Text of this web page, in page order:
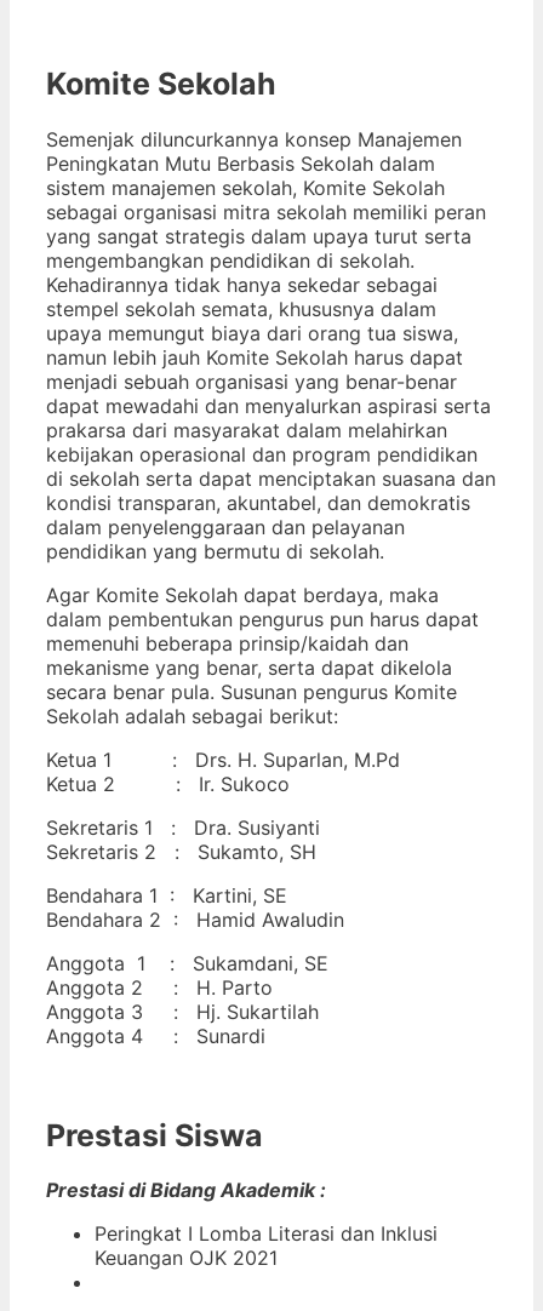
Komite Sekolah
Semenjak diluncurkannya konsep Manajemen
Peningkatan Mutu Berbasis Sekolah dalam
sistem manajemen sekolah, Komite Sekolah
sebagai organisasi mitra sekolah memiliki peran
yang sangat strategis dalam upaya turut serta
mengembangkan pendidikan di sekolah.
Kehadirannya tidak hanya sekedar sebagai
stempel sekolah semata, khususnya dalam
upaya memungut biaya dari orang tua siswa,
namun lebih jauh Komite Sekolah harus dapat
menjadi sebuah organisasi yang benar-benar
dapat mewadahi dan menyalurkan aspirasi serta
prakarsa dari masyarakat dalam melahirkan
kebijakan operasional dan program pendidikan
di sekolah serta dapat menciptakan suasana dan
kondisi transparan, akuntabel, dan demokratis
dalam penyelenggaraan dan pelayanan
pendidikan yang bermutu di sekolah.
Agar Komite Sekolah dapat berdaya, maka
dalam pembentukan pengurus pun harus dapat
memenuhi beberapa prinsip/kaidah dan
mekanisme yang benar, serta dapat dikelola
secara benar pula. Susunan pengurus Komite
Sekolah adalah sebagai berikut:
Ketua 1 : Drs. H. Suparlan, M.Pd
Ketua 2 : Ir. Sukoco
Sekretaris 1 : Dra. Susiyanti
Sekretaris 2 : Sukamto, SH
Bendahara 1 : Kartini, SE
Bendahara 2 : Hamid Awaludin
Anggota 1 : Sukamdani, SE
Anggota 2 : H. Parto
Anggota 3 : Hj. Sukartilah
Anggota 4 : Sunardi
Prestasi Siswa
Prestasi di Bidang Akademik :
Peringkat I Lomba Literasi dan Inklusi
Keuangan OJK 2021